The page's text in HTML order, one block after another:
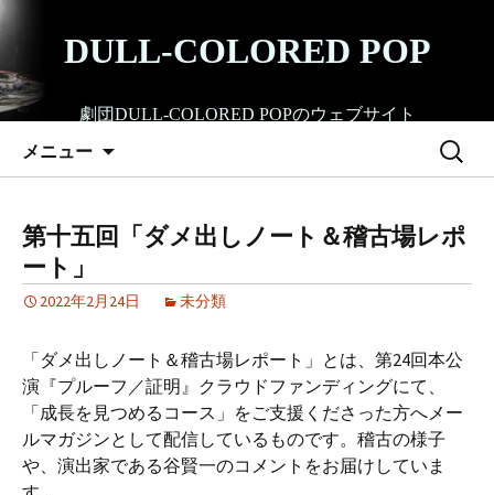
コ
ン
テ
ン
ツ
ス
DULL-COLORED POP
劇団DULL-COLORED POPのウェブサイト
メニュー
検
索:
第十五回「ダメ出しノート＆稽古場レポ
ート」
2022年2月24日 未分類
「ダメ出しノート＆稽古場レポート」とは、第24回本公
演『プルーフ／証明』クラウドファンディングにて、
「成長を見つめるコース」をご支援くださった方へメー
ルマガジンとして配信しているものです。稽古の様子
や、演出家である谷賢一のコメントをお届けしていま